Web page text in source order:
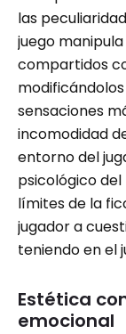
las
juego
compartidos
sensaciones
incomodidad
entorno del
psicológico
límites de la
jugador a
teniendo en el
Estética
emocional